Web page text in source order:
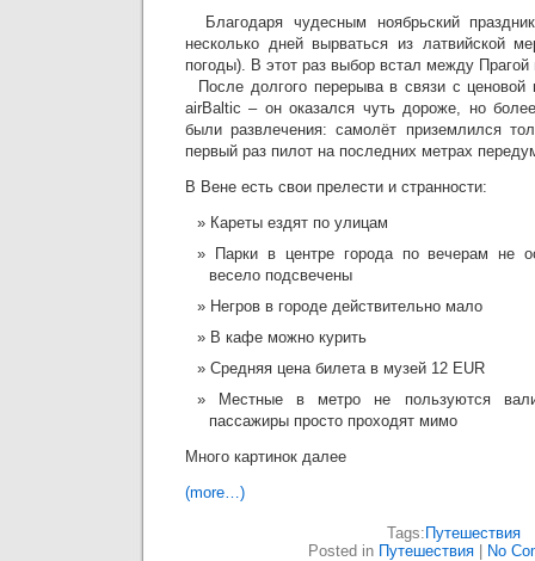
Благодаря чудесным ноябрьский
несколько дней вырваться из латвийской
погоды). В этот раз выбор встал между Прагой
После долгого перерыва в связи с ценовой
airBaltic – он оказался чуть дороже, но
были развлечения: самолёт приземлился
первый раз пилот на последних метрах
В Вене есть свои прелести и странности:
Кареты ездят по улицам
Парки в центре города по вечерам не
весело подсвечены
Негров в городе действительно мало
В кафе можно курить
Средняя цена билета в музей 12 EUR
Местные в метро не пользуются
пассажиры просто проходят мимо
Много картинок далее
(more…)
Tags: Путешествия
Posted in Путешествия No